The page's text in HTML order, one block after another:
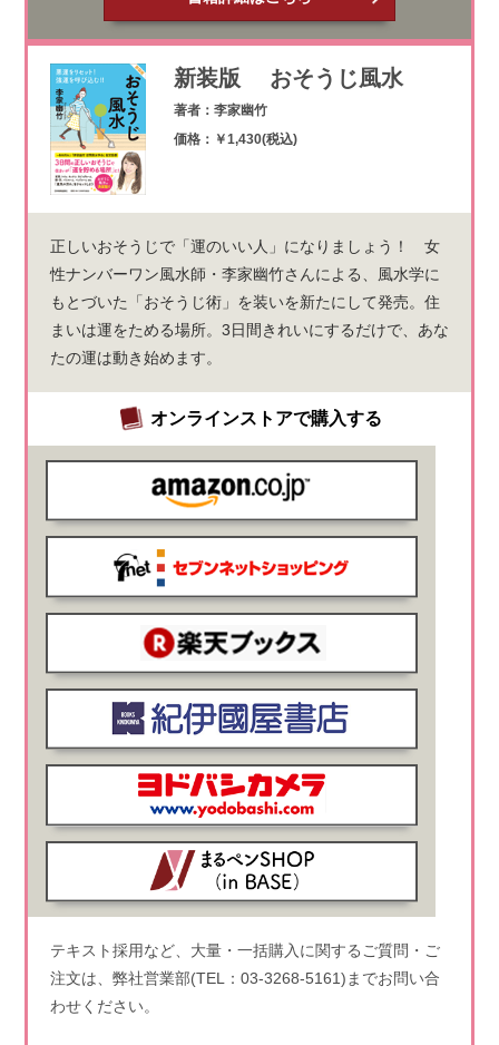
新装版 おそうじ風水
著者：李家幽竹
価格：￥1,430(税込)
正しいおそうじで「運のいい人」になりましょう！ 女
性ナンバーワン風水師・李家幽竹さんによる、風水学に
もとづいた「おそうじ術」を装いを新たにして発売。住
まいは運をためる場所。3日間きれいにするだけで、あな
たの運は動き始めます。
オンラインストアで購入する
テキスト採用など、大量・一括購入に関するご質問・ご
注文は、弊社営業部(TEL：03-3268-5161)までお問い合
わせください。